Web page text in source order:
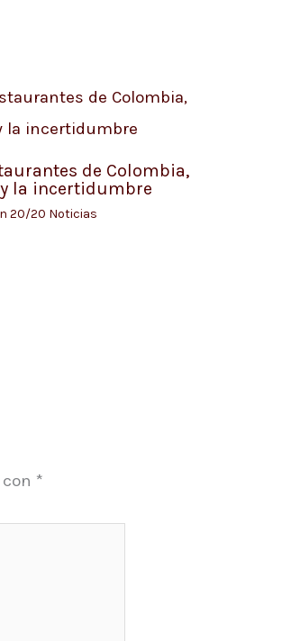
de Colombia,
la incertidumbre
20/20 Noticias
*